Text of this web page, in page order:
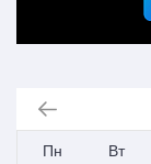
Пн
Вт